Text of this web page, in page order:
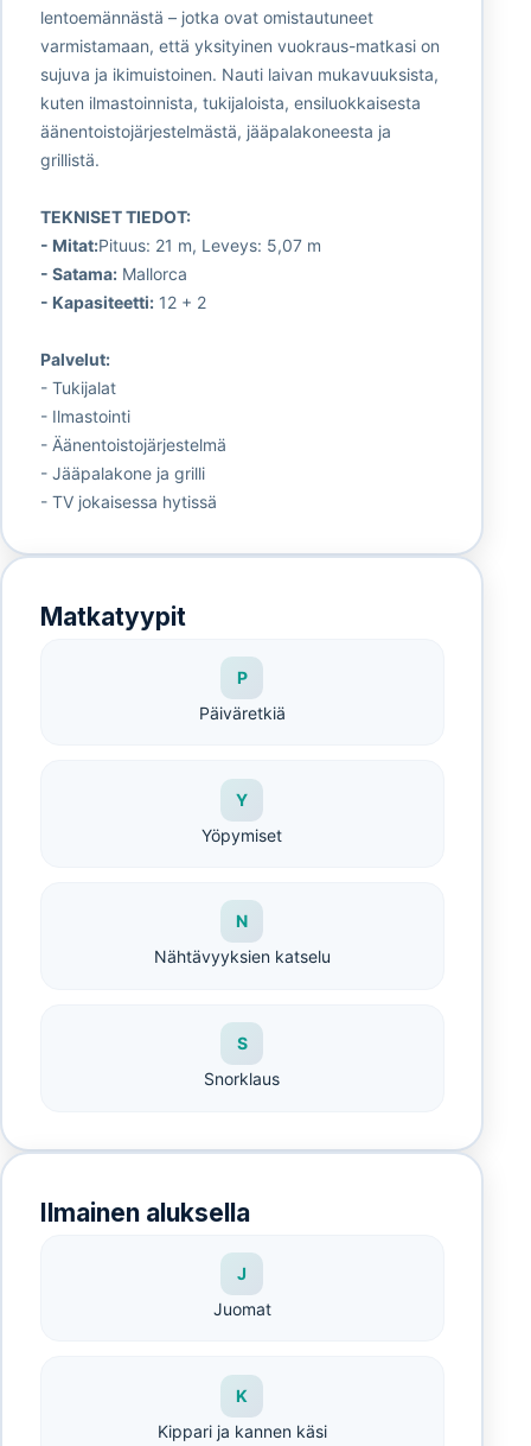
lentoemännästä – jotka ovat omistautuneet
varmistamaan, että yksityinen vuokraus-matkasi on
sujuva ja ikimuistoinen. Nauti laivan mukavuuksista,
kuten ilmastoinnista, tukijaloista, ensiluokkaisesta
äänentoistojärjestelmästä, jääpalakoneesta ja
grillistä.
TEKNISET TIEDOT:
- Mitat:Pituus: 21 m, Leveys: 5,07 m
- Satama:Mallorca
- Kapasiteetti:12 + 2
Palvelut:
- Tukijalat
- Ilmastointi
- Äänentoistojärjestelmä
- Jääpalakone ja grilli
- TV jokaisessa hytissä
Matkatyypit
P
Päiväretkiä
Y
Yöpymiset
N
Nähtävyyksien katselu
S
Snorklaus
Ilmainen aluksella
J
Juomat
K
Kippari ja kannen käsi